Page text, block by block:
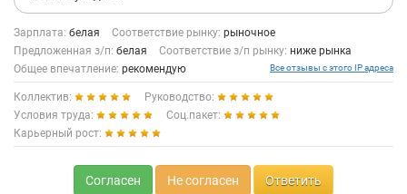
Зарплата: белая Соответствие рынку: рыночное
Предложенная з/п: белая Соответствие з/п рынку: ниже рынка
Общее впечатление: рекомендую Все отзывы с этого IP адреса
Коллектив:
Руководство:
Условия труда:
Соц.пакет:
Карьерный рост:
Согласен Не согласен Ответить